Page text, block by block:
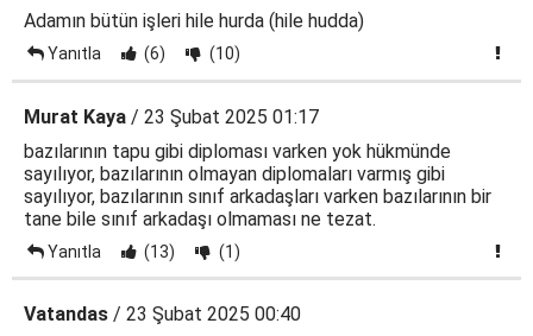
Adamın bütün işleri hile hurda (hile hudda)
Yanıtla (6) (10)
Murat Kaya / 23 Şubat 2025 01:17
bazılarının tapu gibi diploması varken yok hükmünde
sayılıyor, bazılarının olmayan diplomaları varmış gibi
sayılıyor, bazılarının sınıf arkadaşları varken bazılarının bir
tane bile sınıf arkadaşı olmaması ne tezat.
Yanıtla (13) (1)
Vatandas / 23 Şubat 2025 00:40